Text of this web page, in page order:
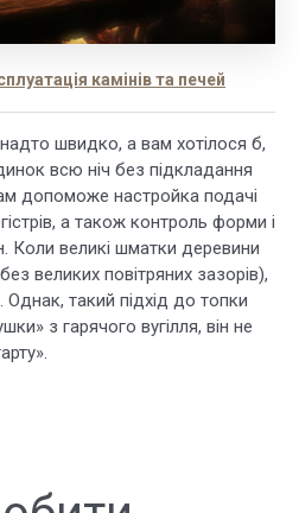
камінів та печей
швидко, а вам хотілося б,
всю ніч без підкладання
допоможе настройка подачі
а також контроль форми і
Коли великі шматки деревини
великих повітряних зазорів),
такий підхід до топки
з гарячого вугілля, він не